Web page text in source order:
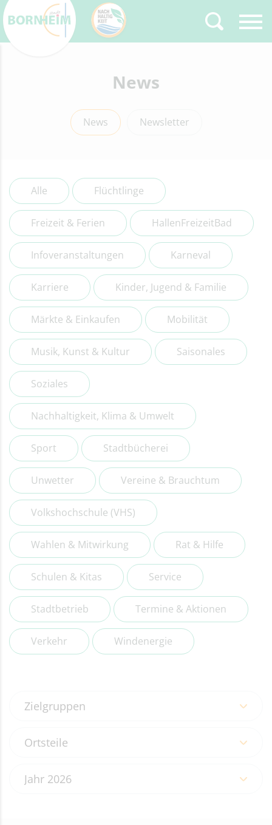
Type 2 or more
characters for results.
News
News Newsletter
Alle Flüchtlinge
Freizeit & Ferien HallenFreizeitBad
Infoveranstaltungen Karneval
Karriere Kinder, Jugend & Familie
Märkte & Einkaufen Mobilität
Musik, Kunst & Kultur Saisonales
Soziales
Nachhaltigkeit, Klima & Umwelt
Sport Stadtbücherei
Unwetter Vereine & Brauchtum
Volkshochschule (VHS)
Wahlen & Mitwirkung Rat & Hilfe
Schulen & Kitas Service
Stadtbetrieb Termine & Aktionen
Verkehr Windenergie